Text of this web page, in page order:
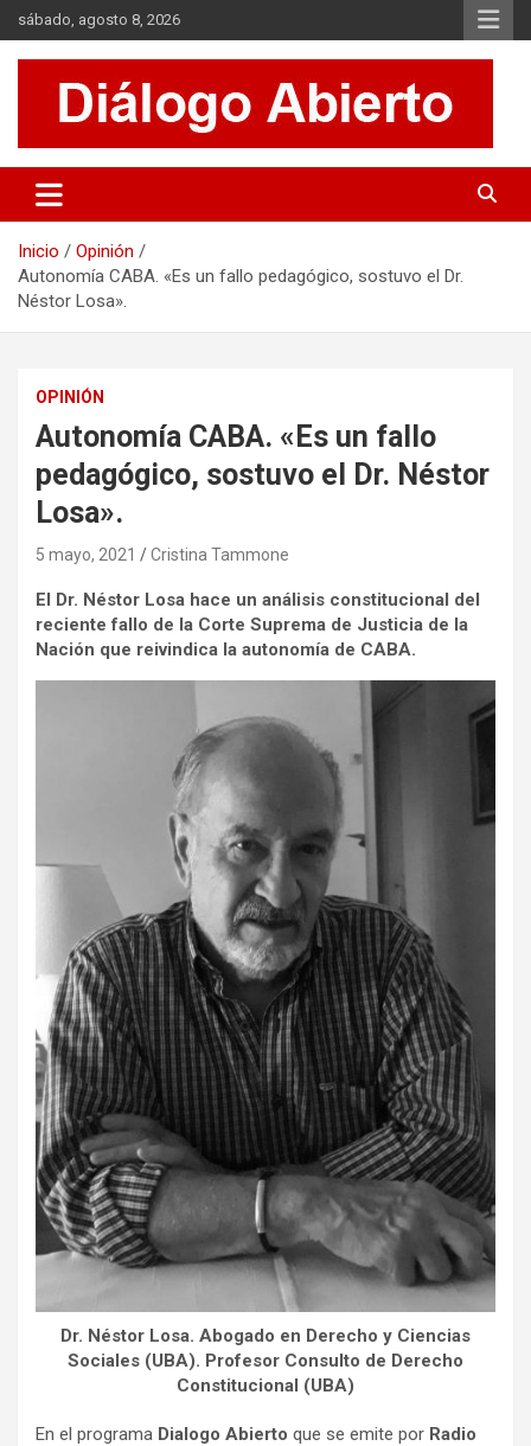
Saltar
al
contenido
sábado, agosto 8, 2026
Diálogo Abierto
Se tratan diversos temas de actualidad buscando hacer un
aporte a la sociedad, brindando información relevante de lo que
Inicio
Opinión
Autonomía CABA. «Es un fallo pedagógico, sostuvo el Dr.
Néstor Losa».
OPINIÓN
Autonomía CABA. «Es un fallo
pedagógico, sostuvo el Dr. Néstor
Losa».
5 mayo, 2021 Cristina Tammone
El Dr. Néstor Losa hace un análisis constitucional del
reciente fallo de la Corte Suprema de Justicia de la
Nación que reivindica la autonomía de CABA.
Dr. Néstor Losa. Abogado en Derecho y Ciencias
Sociales (UBA). Profesor Consulto de Derecho
Constitucional (UBA)
En el programa Dialogo Abierto que se emite por Radio